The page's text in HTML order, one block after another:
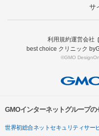
サ
利用規約運営会社
best choice クリニック
©GMO
GMOインターネットグループ
世界初総合ネットセキュリティサー